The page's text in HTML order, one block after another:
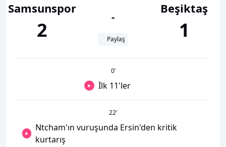
Samsunspor
2
-
Paylaş
Beşiktaş
1
0’
İlk 11'ler
22’
Ntcham'ın vuruşunda Ersin'den kritik
kurtarış